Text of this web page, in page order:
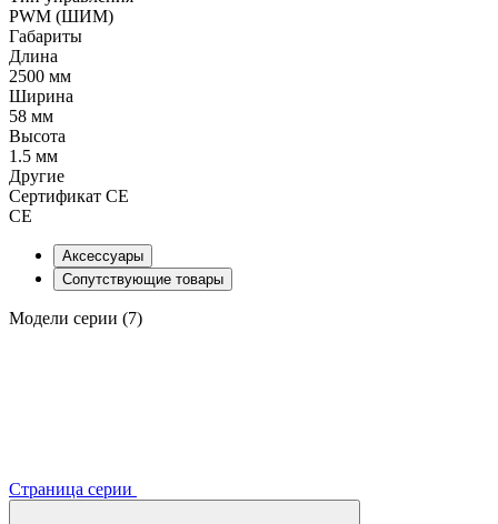
PWM (ШИМ)
Габариты
Длина
2500 мм
Ширина
58 мм
Высота
1.5 мм
Другие
Сертификат CE
CE
Аксессуары
Сопутствующие товары
Модели серии (7)
Страница серии